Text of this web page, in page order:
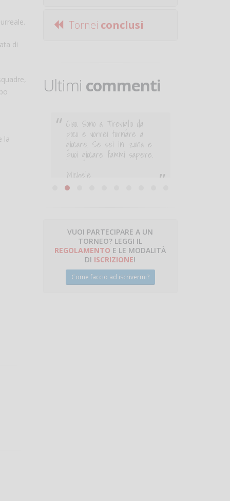
di
la
Tornei conclusi
Ultimi commenti
Ciao. Sono a Treviglio da
poco e vorrei tornare a
giocare. Se sei in zona e
puoi giocare fammi sapere.
Michele
VUOI PARTECIPARE A UN
TORNEO? LEGGI IL
REGOLAMENTO E LE MODALITÀ
DI ISCRIZIONE!
Come faccio ad iscrivermi?